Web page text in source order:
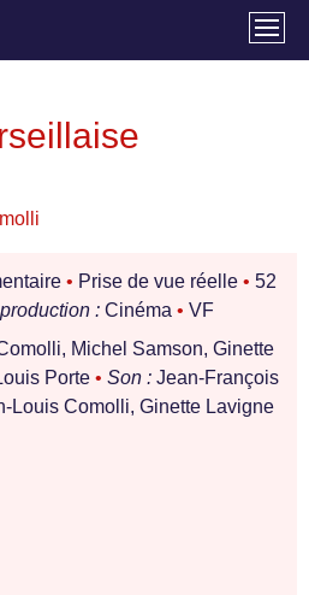
• Prise de vue réelle • 52
: Cinéma • VF
Michel Samson, Ginette
Porte • Son : Jean-François
Louis Comolli, Ginette Lavigne